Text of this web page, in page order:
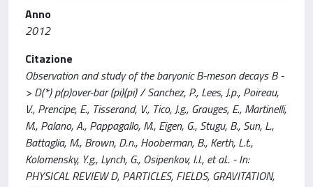
Anno
2012
Citazione
Observation and study of the baryonic B-meson decays B -
> D(*) p(p)over-bar (pi)(pi) / Sanchez, P., Lees, J.p., Poireau,
V., Prencipe, E., Tisserand, V., Tico, J.g., Grauges, E., Martinelli,
M., Palano, A., Pappagallo, M., Eigen, G., Stugu, B., Sun, L.,
Battaglia, M., Brown, D.n., Hooberman, B., Kerth, L.t.,
Kolomensky, Y.g., Lynch, G., Osipenkov, I.l., et al.. - In:
PHYSICAL REVIEW D, PARTICLES, FIELDS, GRAVITATION,